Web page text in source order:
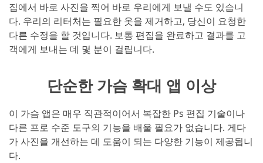
집에서 바로 사진을 찍어 바로 우리에게 보낼 수도 있습니
다. 우리의 리터처는 필요한 옷을 제거하고, 당신이 요청한
다른 수정을 할 것입니다. 보통 편집을 완료하고 결과를 고
객에게 보내는 데 몇 분이 걸립니다.
단순한 가슴 확대 앱 이상
이 가슴 앱은 매우 직관적이어서 복잡한 Ps 편집 기술이나
다른 프로 수준 도구의 기능을 배울 필요가 없습니다. 게다
가 사진을 개선하는 데 도움이 되는 다양한 기능이 제공됩니
다.